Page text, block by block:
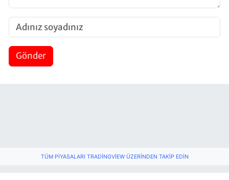
Gönder
TÜM PIYASALARI TRADINGVIEW ÜZERINDEN TAKIP EDIN